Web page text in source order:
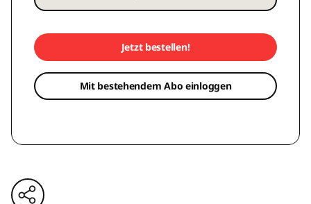
Jetzt bestellen!
Mit bestehendem Abo einloggen